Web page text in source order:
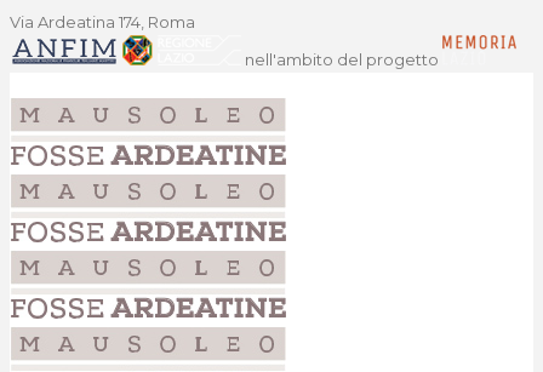
Via Ardeatina 174, Roma
nell'ambito del progetto